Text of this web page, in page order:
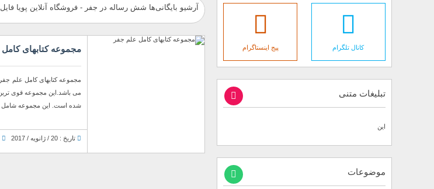
آرشیو بایگانی‌ها شش رساله در جفر - فروشگاه آنلاین پویا فایل
مجموعه کتابهای
مجموعه کتابهای کامل علم
می باشد.این مجموعه قوی
شده است. این مجموعه شامل
تاریخ : 20 / ژانویه / 2017
کانال تلگرام پیج اینستاگرام
تبلیغات متنی
این
موضوعات